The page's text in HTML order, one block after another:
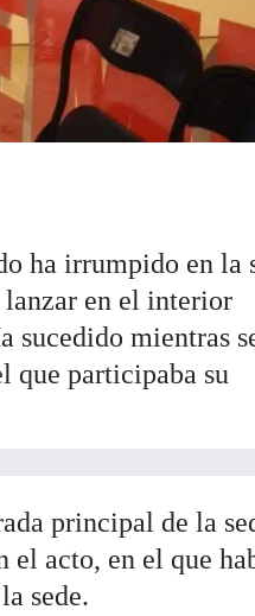
ha irrumpido en la
lanzar en el interior
sucedido mientras
que participaba su
principal de la
el acto, en el que
sede.